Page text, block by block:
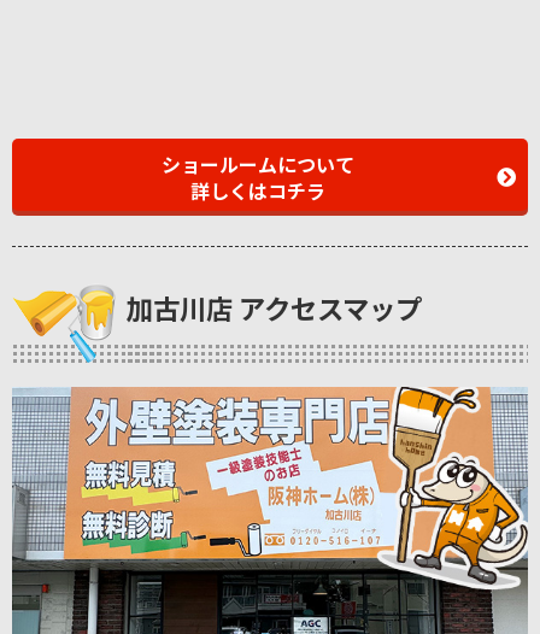
ショールームについて
詳しくはコチラ
加古川店 アクセスマップ